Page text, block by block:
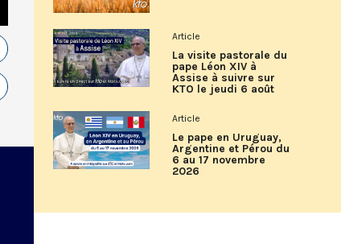
Article
La visite pastorale du
pape Léon XIV à
Assise à suivre sur
KTO le jeudi 6 août
Article
Le pape en Uruguay,
Argentine et Pérou du
6 au 17 novembre
2026